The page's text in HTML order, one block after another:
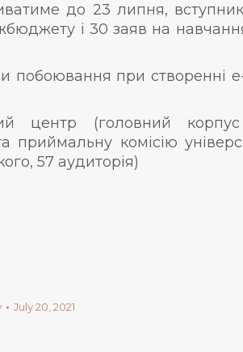
до 23 липня,
і 30 заяв на
при створенні
центр (головний
приймальну комісію
57 аудиторія)
July 20, 2021